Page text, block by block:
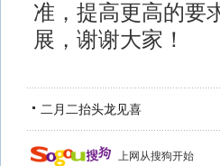
准，提高更高的要
展，谢谢大家！
二月二抬头龙见喜
上网从搜狗开始